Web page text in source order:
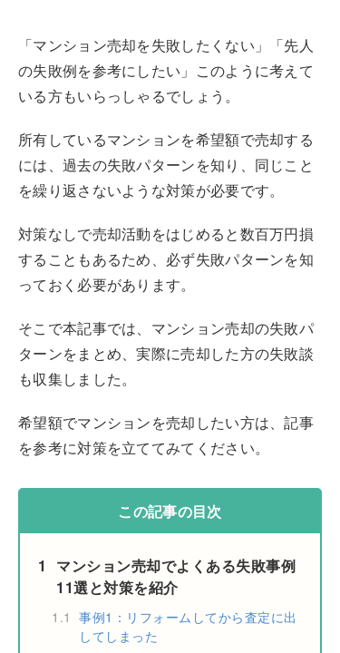
「マンション売却を失敗したくない」「先人
の失敗例を参考にしたい」このように考えて
いる方もいらっしゃるでしょう。
所有しているマンションを希望額で売却する
には、過去の失敗パターンを知り、同じこと
を繰り返さないような対策が必要です。
対策なしで売却活動をはじめると数百万円損
することもあるため、必ず失敗パターンを知
っておく必要があります。
そこで本記事では、マンション売却の失敗パ
ターンをまとめ、実際に売却した方の失敗談
も収集しました。
希望額でマンションを売却したい方は、記事
を参考に対策を立ててみてください。
この記事の目次
1
マンション売却でよくある失敗事例
11選と対策を紹介
1.1 事例1：リフォームしてから査定に出
してしまった